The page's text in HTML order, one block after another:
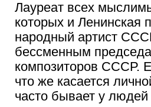
Лауреат всех
которых и Ленинская
народный артист
бессменным
композиторов СССР.
что же касается
часто бывает у